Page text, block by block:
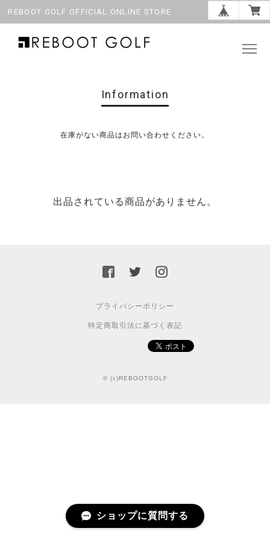
REBOOT GOLF OFFICIAL ONLINE STORE
Information
在庫がない商品はお問い合わせください。
出品されている商品がありません。
プライバシーポリシー
特定商取引法に基づく表記
© (c)REBOOTGOLF
ショップに質問する